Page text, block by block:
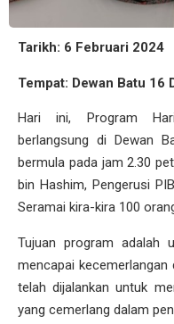
Tarikh: 6 Februari 2024
Tempat: Dewan Batu 16
Hari ini, Program
berlangsung di Dewan
bermula pada jam 2.30
bin Hashim, Pengerusi
Seramai kira-kira 100
Tujuan program adalah
mencapai kecemerlangan
telah dijalankan untuk
yang cemerlang dalam